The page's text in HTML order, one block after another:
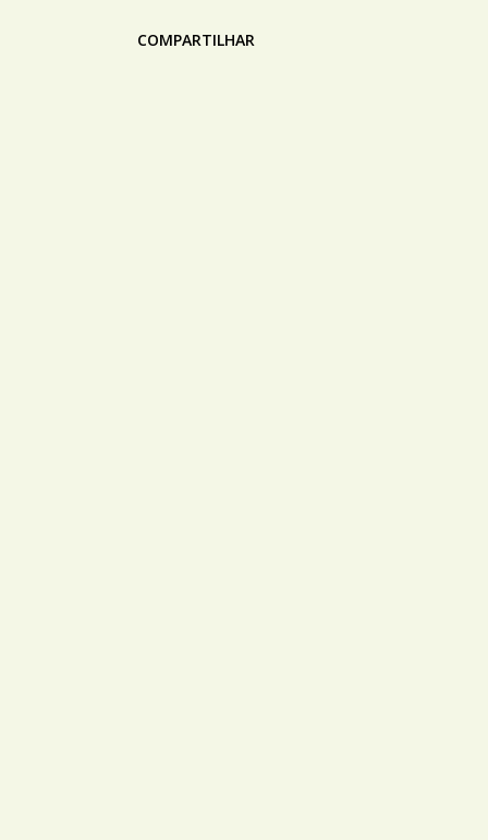
COMPARTILHAR